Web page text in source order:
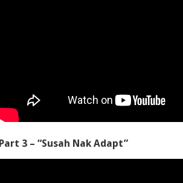
Part 3 – “Susah Nak Adapt”